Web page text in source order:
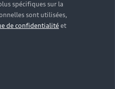
spécifiques sur la
sont utilisées,
de confidentialitéet